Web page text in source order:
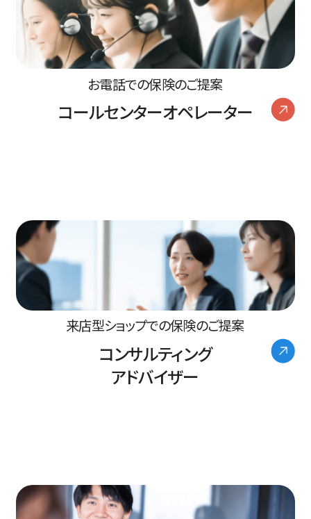
お電話での保険のご提案
コールセンターオペレーター
来店型ショップでの保険のご提案
コンサルティング
アドバイザー